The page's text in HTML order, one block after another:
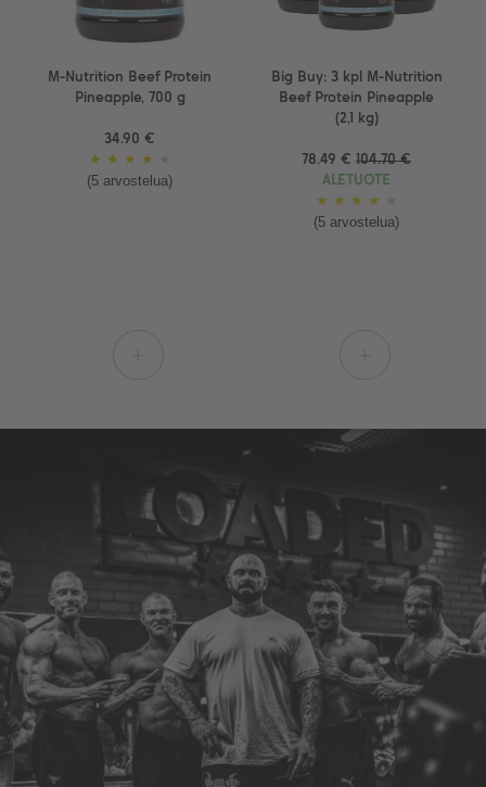
M-Nutrition Beef Protein
Pineapple, 700 g
34.90 €
★ ★ ★ ★
(5 arvostelua)
Big Buy: 3 kpl M-Nutrition
Beef Protein Pineapple
(2,1 kg)
78.49 € 104.70 €
ALETUOTE
★ ★ ★ ★
(5 arvostelua)